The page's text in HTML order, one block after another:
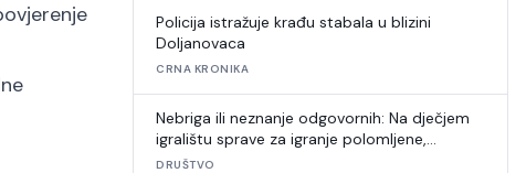
Policija istražuje krađu stabala u blizini
Doljanovaca
CRNA KRONIKA
Nebriga ili neznanje odgovornih: Na dječjem
igralištu sprave za igranje polomljene,
umjetna trava u raspadu
DRUŠTVO